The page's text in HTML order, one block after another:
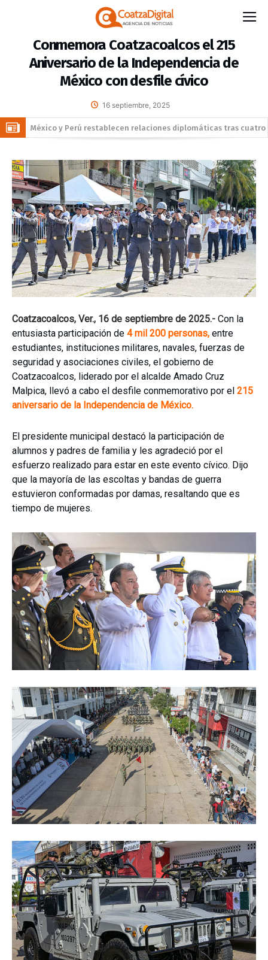
Conmemora Coatzacoalcos el 215
Aniversario de la Independencia de
México con desfile cívico
16 septiembre, 2025
México y Perú restablecen relaciones diplomáticas tras cuatro
Brigada de Servicios Gratuitos del DIF a habitantes de Las
Gaviotas
DiCaprio y Bezos encabezan fondo multimillonario para la
protección de la fauna
Detienen al exgobernador Ángel Aguirre en el caso de la
desaparición de los 43 estudiantes de Ayotzinapa
Coatzacoalcos, Ver., 16 de septiembre de 2025.- Con la
entusiasta participación de 4 mil 200 personas, entre
estudiantes, instituciones militares, navales, fuerzas de
seguridad y asociaciones civiles, el gobierno de
Coatzacoalcos, liderado por el alcalde Amado Cruz
Malpica, llevó a cabo el desfile conmemorativo por el 215
aniversario de la Independencia de México.
El presidente municipal destacó la participación de
alumnos y padres de familia y les agradeció por el
esfuerzo realizado para estar en este evento cívico. Dijo
que la mayoría de las escoltas y bandas de guerra
estuvieron conformadas por damas, resaltando que es
tiempo de mujeres.